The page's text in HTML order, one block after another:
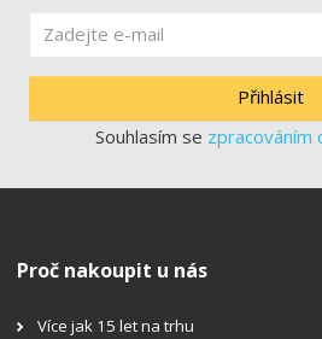
Přihlásit
Souhlasím se zpracováním
Proč nakoupit u nás
Více jak 15 let na trhu